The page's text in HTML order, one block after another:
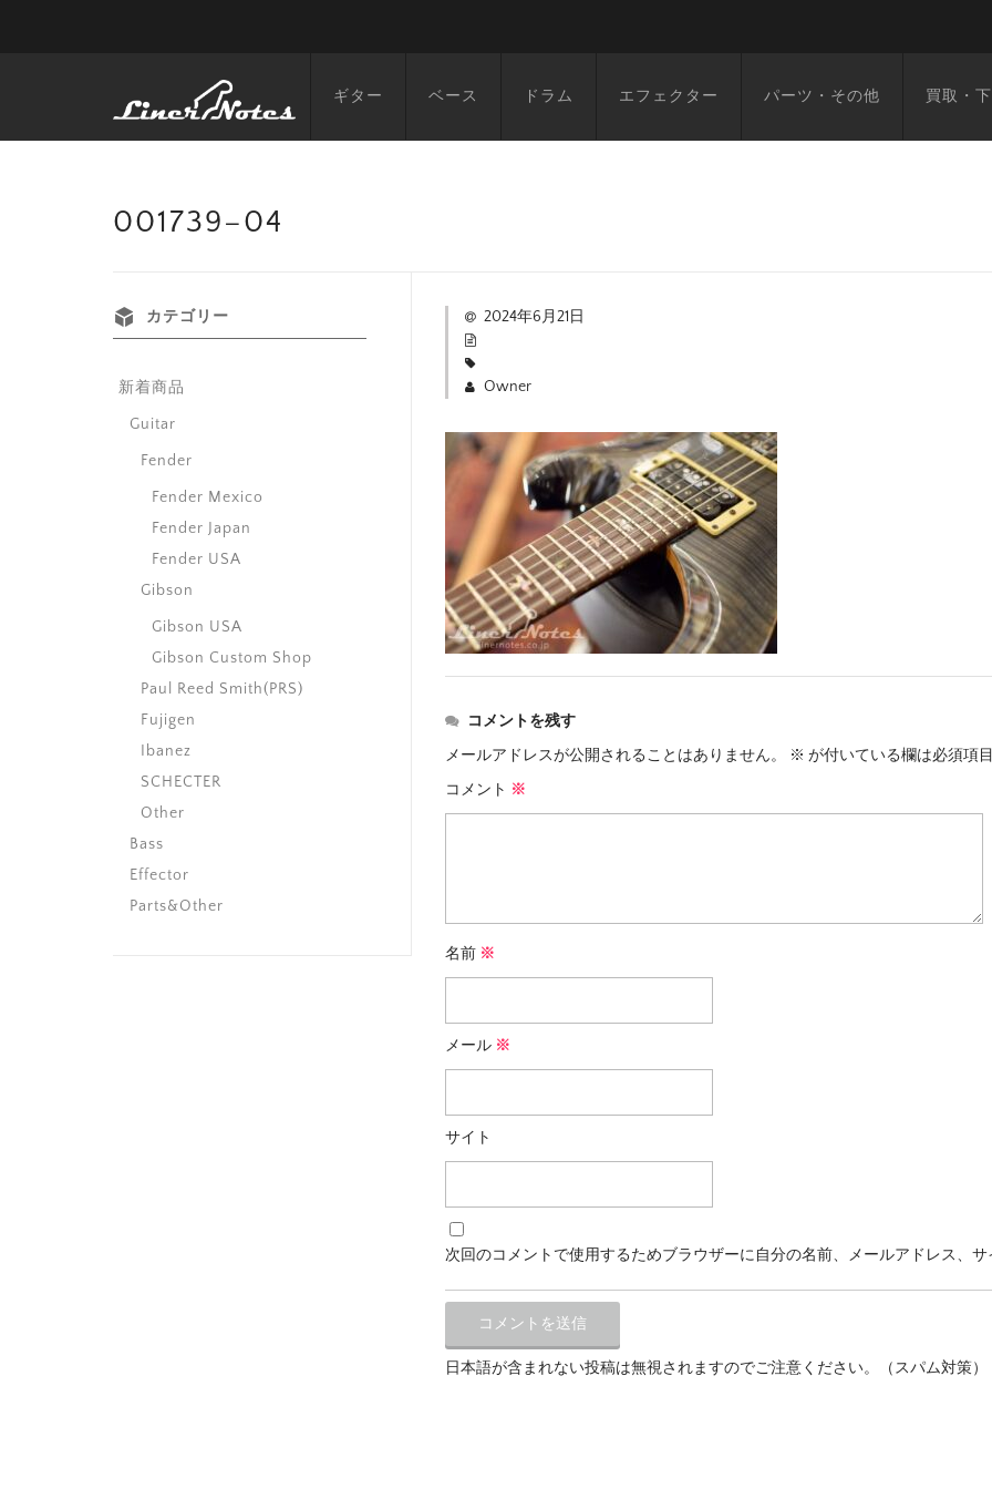
ギター ベース ドラム エフェクター パーツ・その他 買取・
001739–04
2024年6月21日
Owner
コメントを残す
メールアドレスが公開されることはありません。
※ が付いている欄は必須項
コメント ※
名前 ※
メール ※
サイト
次回のコメントで使用するためブラウザーに自分の名前、メールアドレス、
日本語が含まれない投稿は無視されますのでご注意ください。（スパム対策）
カテゴリー
新着商品
Guitar
Fender
Fender Mexico
Fender Japan
Fender USA
Gibson
Gibson USA
Gibson Custom Shop
Paul Reed Smith(PRS)
Fujigen
Ibanez
SCHECTER
Other
Bass
Effector
Parts&Other